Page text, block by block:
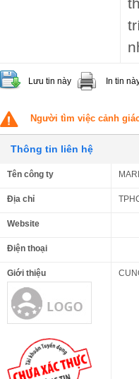
Lưu tin này In tin
Người tìm việc cảnh
Thông tin liên hệ
Tên công ty
Địa chỉ
Website
Điện thoại
Giới thiệu